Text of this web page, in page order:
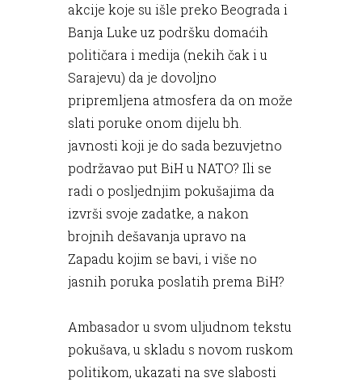
akcije koje su išle preko Beograda i
Banja Luke uz podršku domaćih
političara i medija (nekih čak i u
Sarajevu) da je dovoljno
pripremljena atmosfera da on može
slati poruke onom dijelu bh.
javnosti koji je do sada bezuvjetno
podržavao put BiH u NATO? Ili se
radi o posljednjim pokušajima da
izvrši svoje zadatke, a nakon
brojnih dešavanja upravo na
Zapadu kojim se bavi, i više no
jasnih poruka poslatih prema BiH?
Ambasador u svom uljudnom tekstu
pokušava, u skladu s novom ruskom
politikom, ukazati na sve slabosti